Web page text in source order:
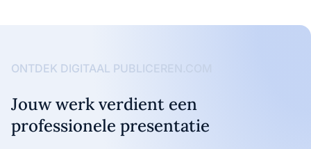
ONTDEK DIGITAAL PUBLICEREN.COM
Jouw werk verdient een
professionele presentatie